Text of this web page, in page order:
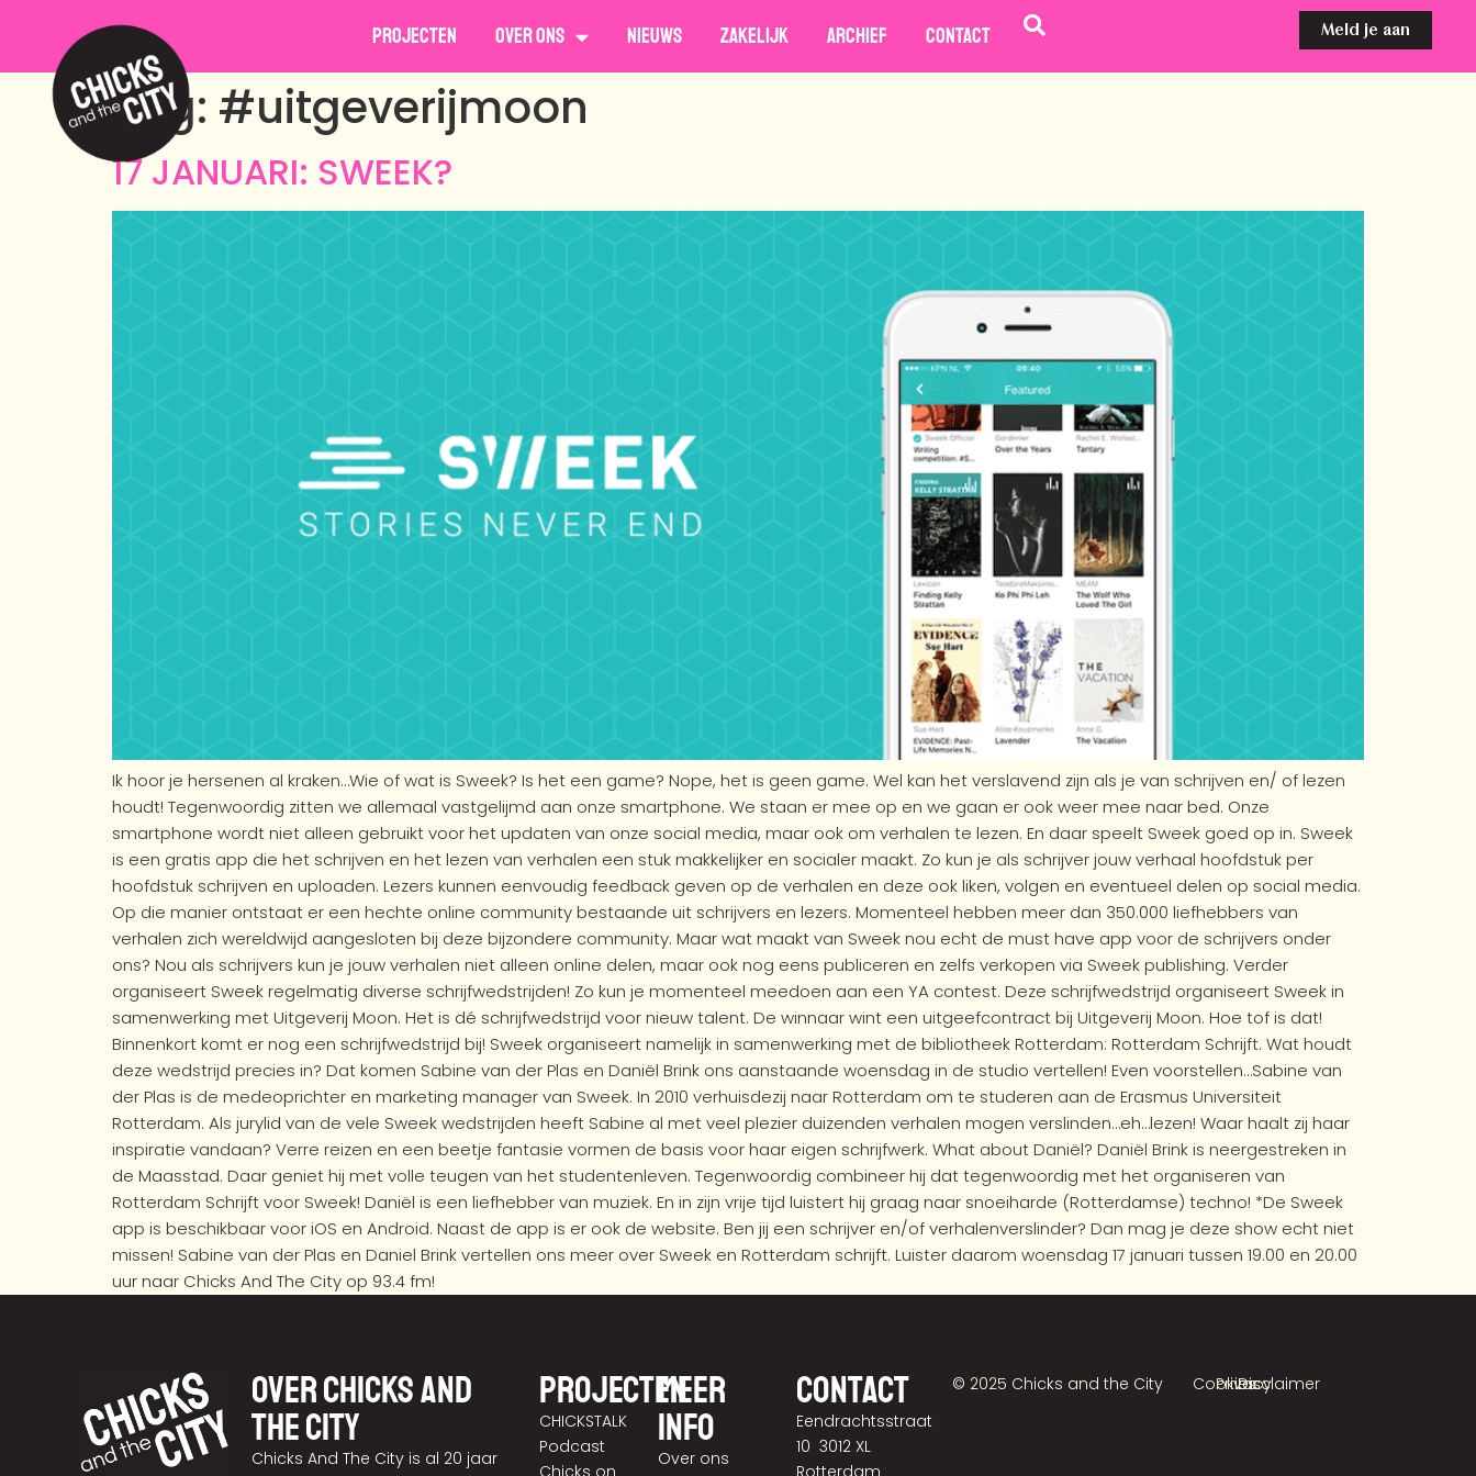
Projecten Over ons Nieuws Zakelijk Archief Contact Meld je aan
Tag: #uitgeverijmoon
17 JANUARI: SWEEK?
Ik hoor je hersenen al kraken…Wie of wat is Sweek? Is het een game? Nope, het is geen game. Wel kan het verslavend zijn als je van schrijven en/ of lezen
houdt! Tegenwoordig zitten we allemaal vastgelijmd aan onze smartphone. We staan er mee op en we gaan er ook weer mee naar bed. Onze
smartphone wordt niet alleen gebruikt voor het updaten van onze social media, maar ook om verhalen te lezen. En daar speelt Sweek goed op in. Sweek
is een gratis app die het schrijven en het lezen van verhalen een stuk makkelijker en socialer maakt. Zo kun je als schrijver jouw verhaal hoofdstuk per
hoofdstuk schrijven en uploaden. Lezers kunnen eenvoudig feedback geven op de verhalen en deze ook liken, volgen en eventueel delen op social media.
Op die manier ontstaat er een hechte online community bestaande uit schrijvers en lezers. Momenteel hebben meer dan 350.000 liefhebbers van
verhalen zich wereldwijd aangesloten bij deze bijzondere community. Maar wat maakt van Sweek nou echt de must have app voor de schrijvers onder
ons? Nou als schrijvers kun je jouw verhalen niet alleen online delen, maar ook nog eens publiceren en zelfs verkopen via Sweek publishing. Verder
organiseert Sweek regelmatig diverse schrijfwedstrijden! Zo kun je momenteel meedoen aan een YA contest. Deze schrijfwedstrijd organiseert Sweek in
samenwerking met Uitgeverij Moon. Het is dé schrijfwedstrijd voor nieuw talent. De winnaar wint een uitgeefcontract bij Uitgeverij Moon. Hoe tof is dat!
Binnenkort komt er nog een schrijfwedstrijd bij! Sweek organiseert namelijk in samenwerking met de bibliotheek Rotterdam: Rotterdam Schrijft. Wat houdt
deze wedstrijd precies in? Dat komen Sabine van der Plas en Daniël Brink ons aanstaande woensdag in de studio vertellen! Even voorstellen…Sabine van
der Plas is de medeoprichter en marketing manager van Sweek. In 2010 verhuisdezij naar Rotterdam om te studeren aan de Erasmus Universiteit
Rotterdam. Als jurylid van de vele Sweek wedstrijden heeft Sabine al met veel plezier duizenden verhalen mogen verslinden…eh…lezen! Waar haalt zij haar
inspiratie vandaan? Verre reizen en een beetje fantasie vormen de basis voor haar eigen schrijfwerk. What about Daniël? Daniël Brink is neergestreken in
de Maasstad. Daar geniet hij met volle teugen van het studentenleven. Tegenwoordig combineer hij dat tegenwoordig met het organiseren van
Rotterdam Schrijft voor Sweek! Daniël is een liefhebber van muziek. En in zijn vrije tijd luistert hij graag naar snoeiharde (Rotterdamse) techno! *De Sweek
app is beschikbaar voor iOS en Android. Naast de app is er ook de website. Ben jij een schrijver en/of verhalenverslinder? Dan mag je deze show echt niet
missen! Sabine van der Plas en Daniel Brink vertellen ons meer over Sweek en Rotterdam schrijft. Luister daarom woensdag 17 januari tussen 19.00 en 20.00
uur naar Chicks And The City op 93.4 fm!
Over chicks and
the city
Chicks And The City is al 20 jaar
Projecten
CHICKSTALK
Podcast
Chicks on
Meer
info
Over ons
Contact
Eendrachtsstraat
10 3012 XL
Rotterdam
© 2025 Chicks and the City Cookies
Privacy
Disclaimer